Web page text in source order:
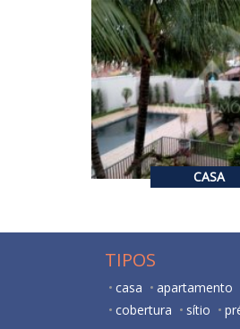
CASA
R$
4 6
TIPOS
casa apartamento
cobertura
sítio